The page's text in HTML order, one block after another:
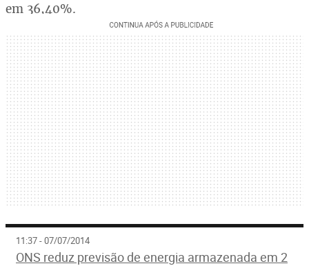
em 36,40%.
11:37 - 07/07/2014
ONS reduz previsão de energia armazenada em 2